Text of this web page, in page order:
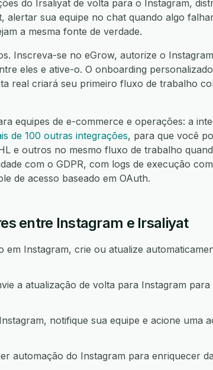
do Irsaliyat de volta para o Instagram,
alertar sua equipe no chat quando algo
a mesma fonte de verdade.
Inscreva-se no eGrow, autorize o
eles e ative-o. O onboarding
real criará seu primeiro fluxo de trabalho
equipes de e-commerce e operações: a
de 100 outras integrações, para que você
e outros no mesmo fluxo de trabalho
com o GDPR, com logs de execução
de acesso baseado em OAuth.
entre Instagram e Irsaliyat
Instagram, crie ou atualize
a atualização de volta para Instagram para
notifique sua equipe e acione uma
automação do Instagram para enriquecer